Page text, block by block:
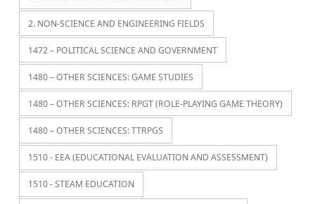
2. NON-SCIENCE AND ENGINEERING FIELDS
1472 – POLITICAL SCIENCE AND GOVERNMENT
1480 – OTHER SCIENCES: GAME STUDIES
1480 – OTHER SCIENCES: RPGT (ROLE-PLAYING GAME THEORY)
1480 – OTHER SCIENCES: TTRPGS
1510 - EEA (EDUCATIONAL EVALUATION AND ASSESSMENT)
1510 - STEAM EDUCATION